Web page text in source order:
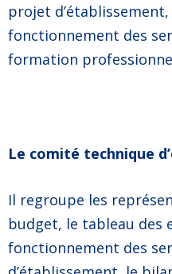
projet
fonctionnement des
formation
Le comité technique
Il regroupe les
budget, le tableau des
fonctionnement des